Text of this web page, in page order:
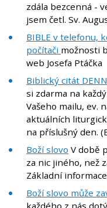
zdála bezcenná -
jsem četl. Sv.
BIBLE v telefonu,
počítači možnosti
web Josefa Ptáčka
Biblický citát
si zdarma na
Vašeho mailu, ev.
aktuálních
na příslušný den.
Boží slovo V době
za nic jiného, než
Základní
Boží slovo může
každého z nás